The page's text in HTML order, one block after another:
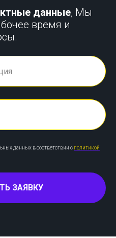
данные, Мы
время и
данных в соответствии с политикой
ЗАЯВКУ